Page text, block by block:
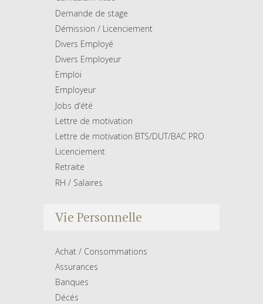
Demande de stage
Démission / Licenciement
Divers Employé
Divers Employeur
Emploi
Employeur
Jobs d’été
Lettre de motivation
Lettre de motivation BTS/DUT/BAC PRO
Licenciement
Retraite
RH / Salaires
Vie Personnelle
Achat / Consommations
Assurances
Banques
Décés